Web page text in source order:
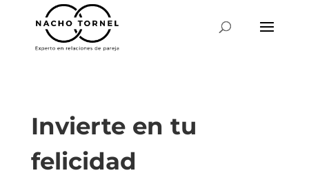
Invierte en tu
felicidad